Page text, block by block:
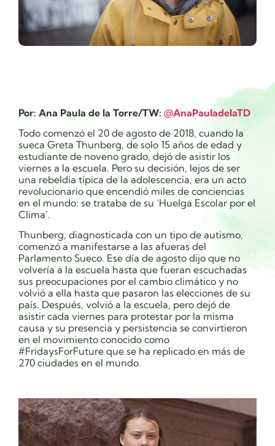
Por: Ana Paula de la Torre/TW: @AnaPauladelaTD
Todo comenzó el 20 de agosto de 2018, cuando la
sueca Greta Thunberg, de solo 15 años de edad y
estudiante de noveno grado, dejó de asistir los
viernes a la escuela. Pero su decisión, lejos de ser
una rebeldía típica de la adolescencia, era un acto
revolucionario que encendió miles de conciencias
en el mundo: se trataba de su ‘Huelga Escolar por el
Clima’.
Thunberg, diagnosticada con un tipo de autismo,
comenzó a manifestarse a las afueras del
Parlamento Sueco. Ese día de agosto dijo que no
volvería a la escuela hasta que fueran escuchadas
sus preocupaciones por el cambio climático y no
volvió a ella hasta que pasaron las elecciones de su
país. Después, volvió a la escuela, pero dejó de
asistir cada viernes para protestar por la misma
causa y su presencia y persistencia se convirtieron
en el movimiento conocido como
#FridaysForFuture que se ha replicado en más de
270 ciudades en el mundo.